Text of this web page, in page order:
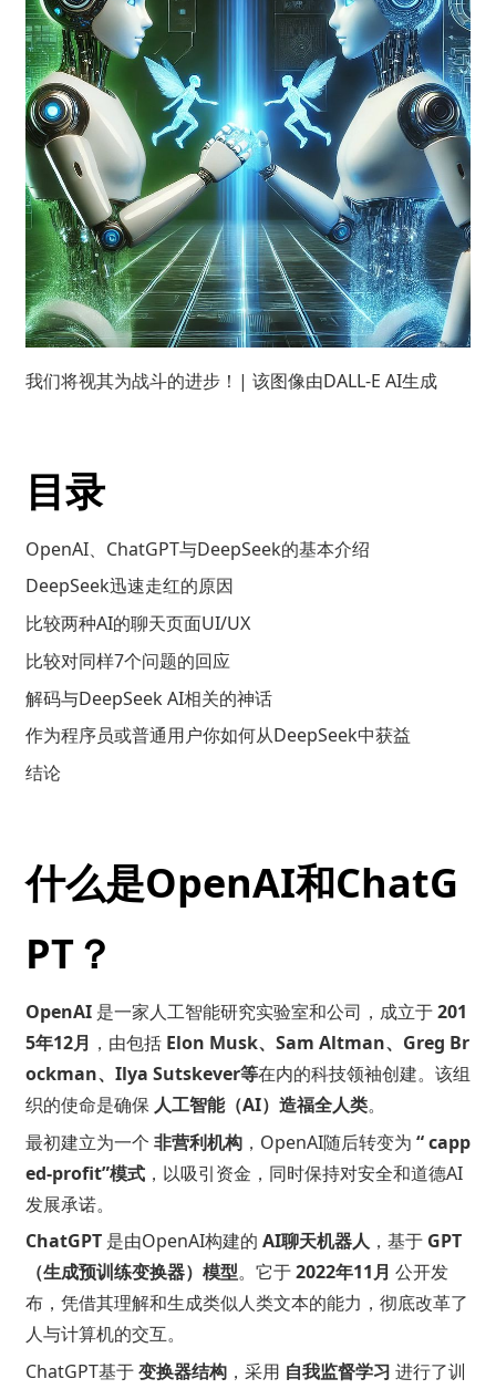
我们将视其为战斗的进步！| 该图像由DALL-E AI生成
目录
OpenAI、ChatGPT与DeepSeek的基本介绍
DeepSeek迅速走红的原因
比较两种AI的聊天页面UI/UX
比较对同样7个问题的回应
解码与DeepSeek AI相关的神话
作为程序员或普通用户你如何从DeepSeek中获益
结论
什么是OpenAI和ChatG
PT？
OpenAI 是一家人工智能研究实验室和公司，成立于201
5年12月 ，由包括 Elon Musk、Sam Altman、Greg Br
ockman、Ilya Sutskever等在内的科技领袖创建。该组
织的使命是确保 人工智能（AI）造福全人类。
最初建立为一个 非营利机构 ，OpenAI随后转变为 “ capp
ed-profit”模式 ，以吸引资金，同时保持对安全和道德AI
发展承诺。
ChatGPT 是由OpenAI构建的 AI聊天机器人 ，基于 GPT
（生成预训练变换器）模型。它于2022年11月 公开发
布，凭借其理解和生成类似人类文本的能力，彻底改革了
人与计算机的交互。
ChatGPT基于变换器结构 ，采用 自我监督学习 进行了训